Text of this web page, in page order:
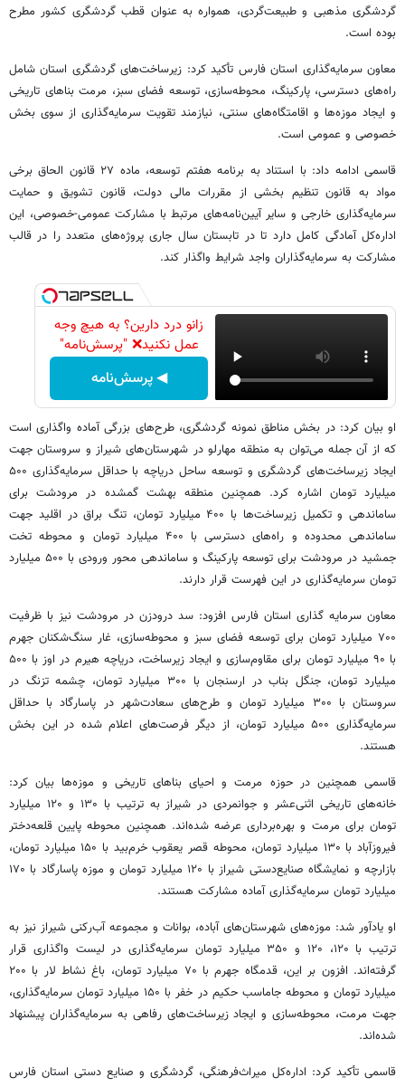
گردشگری مذهبی و طبیعت‌گردی، همواره به عنوان قطب گردشگری کشور مطرح
بوده است.
معاون سرمایه‌گذاری استان فارس تأکید کرد: زیرساخت‌های گردشگری استان شامل
راه‌های دسترسی، پارکینگ، محوطه‌سازی، توسعه فضای سبز، مرمت بناهای تاریخی
و ایجاد موزه‌ها و اقامتگاه‌های سنتی، نیازمند تقویت سرمایه‌گذاری از سوی بخش
خصوصی و عمومی است.
قاسمی ادامه داد: با استناد به برنامه هفتم توسعه، ماده ۲۷ قانون الحاق برخی
مواد به قانون تنظیم بخشی از مقررات مالی دولت، قانون تشویق و حمایت
سرمایه‌گذاری خارجی و سایر آیین‌نامه‌های مرتبط با مشارکت عمومی-خصوصی، این
اداره‌کل آمادگی کامل دارد تا در تابستان سال جاری پروژه‌های متعدد را در قالب
مشارکت به سرمایه‌گذاران واجد شرایط واگذار کند.
زانو درد دارین؟ به هیچ وجه
عمل نکنید❌ "پرسش‌نامه"
◀ پرسش‌نامه
او بیان کرد: در بخش مناطق نمونه گردشگری، طرح‌های بزرگی آماده واگذاری است
که از آن جمله می‌توان به منطقه مهارلو در شهرستان‌های شیراز و سروستان جهت
ایجاد زیرساخت‌های گردشگری و توسعه ساحل دریاچه با حداقل سرمایه‌گذاری ۵۰۰
میلیارد تومان اشاره کرد. همچنین منطقه بهشت گمشده در مرودشت برای
ساماندهی و تکمیل زیرساخت‌ها با ۴۰۰ میلیارد تومان، تنگ براق در اقلید جهت
ساماندهی محدوده و راه‌های دسترسی با ۴۰۰ میلیارد تومان و محوطه تخت
جمشید در مرودشت برای توسعه پارکینگ و ساماندهی محور ورودی با ۵۰۰ میلیارد
تومان سرمایه‌گذاری در این فهرست قرار دارند.
معاون سرمایه گذاری استان فارس افزود: سد درودزن در مرودشت نیز با ظرفیت
۷۰۰ میلیارد تومان برای توسعه فضای سبز و محوطه‌سازی، غار سنگ‌شکنان جهرم
با ۹۰ میلیارد تومان برای مقاوم‌سازی و ایجاد زیرساخت، دریاچه هیرم در اوز با ۵۰۰
میلیارد تومان، جنگل بناب در ارسنجان با ۳۰۰ میلیارد تومان، چشمه تزنگ در
سروستان با ۳۰۰ میلیارد تومان و طرح‌های سعادت‌شهر در پاسارگاد با حداقل
سرمایه‌گذاری ۵۰۰ میلیارد تومان، از دیگر فرصت‌های اعلام شده در این بخش
هستند.
قاسمی همچنین در حوزه مرمت و احیای بناهای تاریخی و موزه‌ها بیان کرد:
خانه‌های تاریخی اثنی‌عشر و جوانمردی در شیراز به ترتیب با ۱۳۰ و ۱۲۰ میلیارد
تومان برای مرمت و بهره‌برداری عرضه شده‌اند. همچنین محوطه پایین قلعه‌دختر
فیروزآباد با ۱۳۰ میلیارد تومان، محوطه قصر یعقوب خرم‌بید با ۱۵۰ میلیارد تومان،
بازارچه و نمایشگاه صنایع‌دستی شیراز با ۱۲۰ میلیارد تومان و موزه پاسارگاد با ۱۷۰
میلیارد تومان سرمایه‌گذاری آماده مشارکت هستند.
او یادآور شد: موزه‌های شهرستان‌های آباده، بوانات و مجموعه آب‌رکنی شیراز نیز به
ترتیب با ۱۲۰، ۱۲۰ و ۳۵۰ میلیارد تومان سرمایه‌گذاری در لیست واگذاری قرار
گرفته‌اند. افزون بر این، قدمگاه جهرم با ۷۰ میلیارد تومان، باغ نشاط لار با ۲۰۰
میلیارد تومان و محوطه جاماسب حکیم در خفر با ۱۵۰ میلیارد تومان سرمایه‌گذاری،
جهت مرمت، محوطه‌سازی و ایجاد زیرساخت‌های رفاهی به سرمایه‌گذاران پیشنهاد
شده‌اند.
قاسمی تأکید کرد: اداره‌کل میراث‌فرهنگی، گردشگری و صنایع دستی استان فارس